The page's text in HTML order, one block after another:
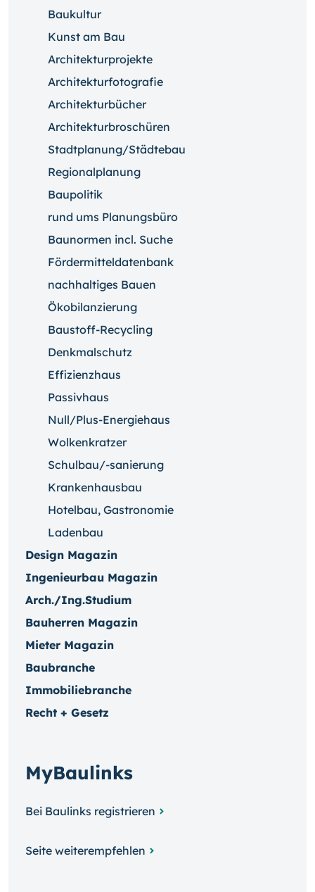
Baukultur
Kunst am Bau
Architekturprojekte
Architekturfotografie
Architekturbücher
Architekturbroschüren
Stadtplanung/Städtebau
Regionalplanung
Baupolitik
rund ums Planungsbüro
Baunormen incl. Suche
Fördermitteldatenbank
nachhaltiges Bauen
Ökobilanzierung
Baustoff-Recycling
Denkmalschutz
Effizienzhaus
Passivhaus
Null/Plus-Energiehaus
Wolkenkratzer
Schulbau/-sanierung
Krankenhausbau
Hotelbau, Gastronomie
Ladenbau
Design Magazin
Ingenieurbau Magazin
Arch./Ing.Studium
Bauherren Magazin
Mieter Magazin
Baubranche
Immobiliebranche
Recht + Gesetz
MyBaulinks
Bei Baulinks registrieren
Seite weiterempfehlen